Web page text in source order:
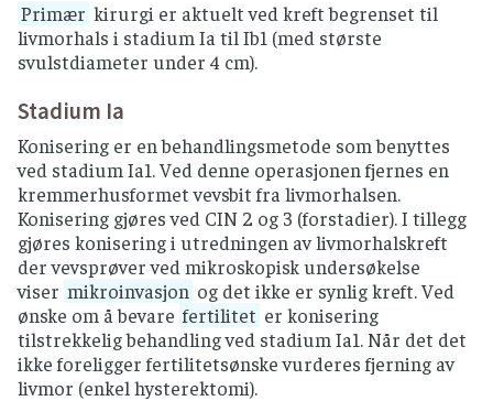
Primær kirurgi er aktuelt ved kreft begrenset til
livmorhals i stadium Ia til Ib1 (med største
svulstdiameter under 4 cm).
Stadium Ia
Konisering er en behandlingsmetode som benyttes
ved stadium Ia1. Ved denne operasjonen fjernes en
kremmerhusformet vevsbit fra livmorhalsen.
Konisering gjøres ved CIN 2 og 3 (forstadier). I tillegg
gjøres konisering i utredningen av livmorhalskreft
der vevsprøver ved mikroskopisk undersøkelse
viser mikroinvasjon og det ikke er synlig kreft. Ved
ønske om å bevare fertilitet er konisering
tilstrekkelig behandling ved stadium Ia1. Når det det
ikke foreligger fertilitetsønske vurderes fjerning av
livmor (enkel hysterektomi).